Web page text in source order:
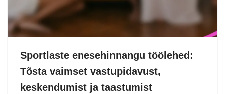
Sportlaste enesehinnangu töölehed:
Tõsta vaimset vastupidavust,
keskendumist ja taastumist